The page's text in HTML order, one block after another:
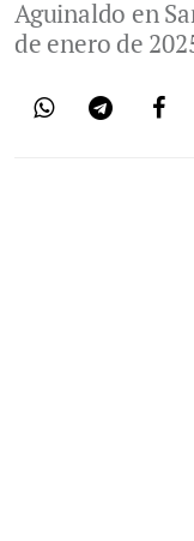
Aguinaldo en
de enero de